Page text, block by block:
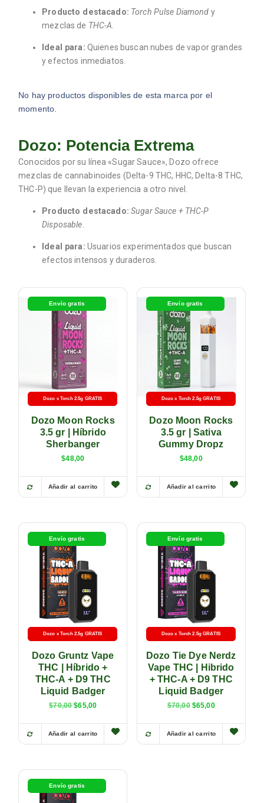
Producto destacado: Torch Pulse Diamond y
mezclas de THC-A.
Ideal para: Quienes buscan nubes de vapor grandes
y efectos inmediatos.
No hay productos disponibles de esta marca por el
momento.
Dozo: Potencia Extrema
Conocidos por su línea «Sugar Sauce», Dozo ofrece
mezclas de cannabinoides (Delta-9 THC, HHC, Delta-8 THC,
THC-P) que llevan la experiencia a otro nivel.
Producto destacado: Sugar Sauce + THC-P
Disposable
Ideal para: Usuarios experimentados que buscan
efectos intensos y duraderos.
Envío gratis
-5% con transferencia
Dozo x Torch 2.5g GRATIS
Dozo Moon Rocks
3.5 gr | Híbrido
Sherbanger
$48,00
Añadir al carrito
Envío gratis
-5% con transferencia
Dozo x Torch 2.5g GRATIS
Dozo Moon Rocks
3.5 gr | Sativa
Gummy Dropz
$48,00
Añadir al carrito
Envío gratis
-5% con transferencia
Dozo x Torch 2.5g GRATIS
Dozo Gruntz Vape
THC | Híbrido +
THC-A + D9 THC
Liquid Badger
$70,00 $65,00
Añadir al carrito
Envío gratis
-5% con transferencia
Dozo x Torch 2.5g GRATIS
Dozo Tie Dye Nerdz
Vape THC | Hibrido
+ THC-A + D9 THC
Liquid Badger
$70,00 $65,00
Añadir al carrito
Envío gratis